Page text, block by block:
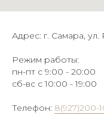
Адрес: г. Самара,
Режим работы:
пн-пт с 9:00 - 20:00
сб-вс с 10:00 - 19:00
Телефон: 8(927)200-